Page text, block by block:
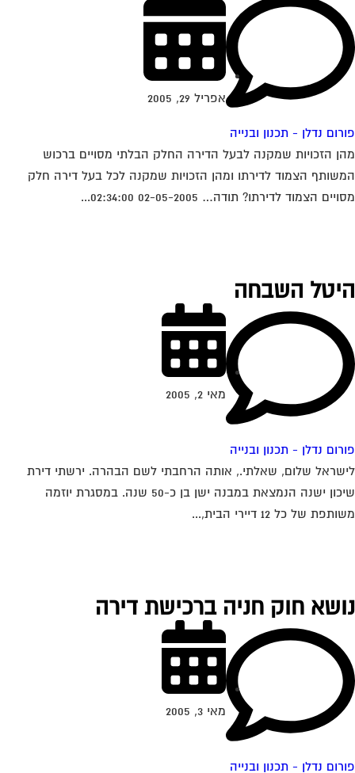
נדלן - תכנון ובנייה
אפריל 29, 2005
הזכויות שמקנה לבעל הדירה החלק הבלתי מסויים ברכוש
הצמוד לדירתו ומהן הזכויות שמקנה לכל בעל דירה חלק
הצמוד לדירתו? תודה… 02-05-2005 02:34:00...
השבחה
נדלן - תכנון ובנייה
מאי 2, 2005
שלום, שאלתי., אותה הרחבתי לשם הבהרה. ירשתי דירת
שיכון ישנה הנמצאת במבנה ישן בן כ-50 שנה. במסגרת יוזמה
של כל 12 דיירי הבית,...
חוק חניה ברכישת דירה
נדלן - תכנון ובנייה
מאי 3, 2005